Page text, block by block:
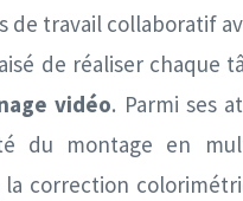
de travail collaboratif
de réaliser chaque
vidéo. Parmi ses
du montage en
la correction